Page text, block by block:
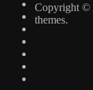
Copyright ©
themes.